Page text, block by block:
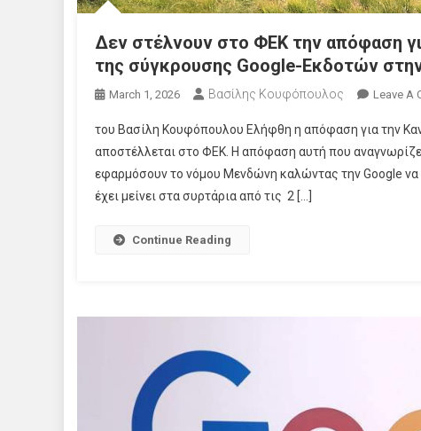
Δεν στέλνουν στο ΦΕΚ την απόφαση
της σύγκρουσης Google-Εκδοτών
March 1, 2026 Βασίλης Κουφόπουλος Leave A
του Βασίλη Κουφόπουλου Ελήφθη η απόφαση για την
αποστέλλεται στο ΦΕΚ. Η απόφαση αυτή που
εφαρμόσουν το νόμου Μενδώνη καλώντας την Google να
έχει μείνει στα συρτάρια από τις 2 […]
Continue Reading